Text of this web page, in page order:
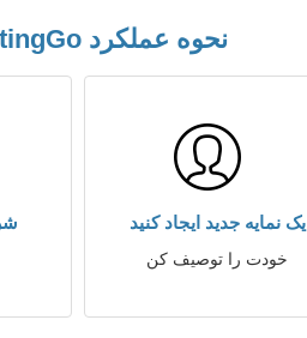
نحوه عملکرد PrtDatingGo
یک نمایه جدید ایجاد کنید
خودت را توصیف کن